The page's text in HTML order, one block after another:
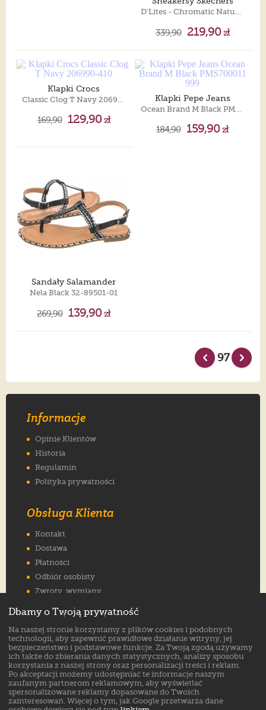
D'Lites - Chromatic Natural/Silver 150246/NTSL
339,90 219,90zł
Klapki Crocs
169,90 129,90zł
Klapki Pepe Jeans
Ocean Brand M Black PMS700011 999
184,90 159,90zł
Sandały Salamander
Nela Black 32-89501-01
269,90 139,90zł
97
Informacje
Opinie Klientów
Historia
Regulamin
Polityka prywatności
Obsługa Klienta
Kontakt
Dostawa
Płatności
Odbiór osobisty
Zwroty, wymiany
Jak wybrać rozmiar
FAQ
Znajdź nas na:
Dbamy o Twoją prywatność
Na naszej stronie korzystamy z plików cookies i podobnych
technologii, aby zapewnić prawidłowe działanie witryny, jej
bezpieczeństwo i podstawowe funkcje. Za Twoją zgodą używamy
ich także do zbierania danych statystycznych, analizy sposobu
korzystania z naszej strony oraz personalizacji treści i reklam.
Po akceptacji możemy udostępniać te informacje naszym
zaufanym partnerom reklamowym, aby wyświetlać
spersonalizowane reklamy dopasowane do Twoich
zainteresowań. Więcej o tym, jak Google przetwarza dane